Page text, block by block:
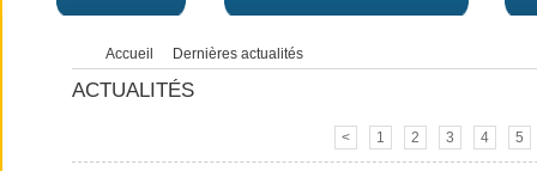
Accueil Dernières actualités
ACTUALITÉS
< 1 2 3 4 5